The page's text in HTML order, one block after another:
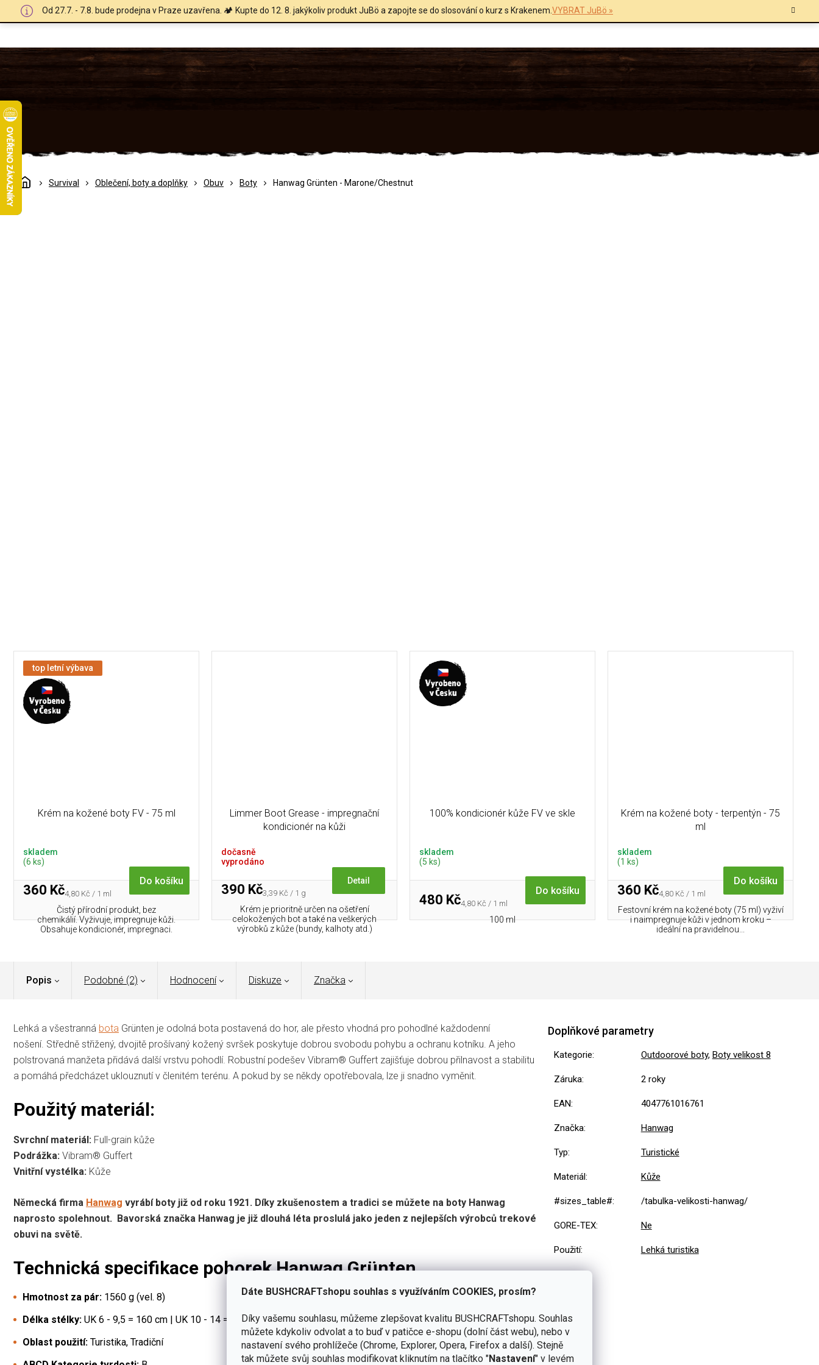
Dáte BUSHCRAFTshopu souhlas s využíváním COOKIES, prosím?
Díky vašemu souhlasu, můžeme zlepšovat kvalitu BUSHCRAFTshopu. Souhlas
můžete kdykoliv odvolat a to buď v patičce e-shopu (dolní část webu), nebo v
nastavení svého prohlížeče (Chrome, Explorer, Opera, Firefox a další). Stejně
tak můžete svůj souhlas modifikovat kliknutím na tlačítko "Nastavení" v levém
Od 27.7. - 7.8. bude prodejna v Praze uzavřena. 🏕️ Kupte do 12. 8. jakýkoliv produkt JuBö a zapojte se do slosování o kurz s Krakenem.VYBRAT JuBö »
DomůSurvival Oblečení, boty a doplňky Obuv Boty Hanwag Grünten - Marone/Chestnut
top letní výbava
Krém na kožené boty FV - 75 ml
skladem
(6 ks)
360 KčMěrná
4,80 Kč / 1 ml
Do košíku
Čistý přírodní produkt, bez
chemikálií. Vyživuje, impregnuje kůži.
Obsahuje kondicionér, impregnaci.
Limmer Boot Grease - impregnační
kondicionér na kůži
dočasně
vyprodáno
390 KčMěrná
3,39 Kč / 1 g
Detail
Krém je prioritně určen na ošetření
celokožených bot a také na veškerých
výrobků z kůže (bundy, kalhoty atd.)
100% kondicionér kůže FV ve skle
skladem
(5 ks)
480 KčMěrná
4,80 Kč / 1 ml
Do košíku
100 ml
Krém na kožené boty - terpentýn - 75
ml
skladem
(1 ks)
360 KčMěrná
4,80 Kč / 1 ml
Do košíku
Festovní krém na kožené boty (75 ml) vyživí
i naimpregnuje kůži v jednom kroku –
ideální na pravidelnou...
Popis Podobné (2) Hodnocení Diskuze Značka
Lehká a všestranná bota Grünten je odolná bota postavená do hor, ale přesto vhodná pro pohodlné každodenní
nošení. Středně střižený, dvojitě prošívaný kožený svršek poskytuje dobrou svobodu pohybu a ochranu kotníku. A jeho
polstrovaná manžeta přidává další vrstvu pohodlí. Robustní podešev Vibram® Guffert zajišťuje dobrou přilnavost a stabilitu
a pomáhá předcházet uklouznutí v členitém terénu. A pokud by se někdy opotřebovala, lze ji snadno vyměnit.
Použitý materiál:
Svrchní materiál: Full-grain kůže
Podrážka: Vibram® Guffert
Vnitřní vystélka: Kůže
Německá firma Hanwag vyrábí boty již od roku 1921. Díky zkušenostem a tradici se můžete na boty Hanwag
naprosto spolehnout. Bavorská značka Hanwag je již dlouhá léta proslulá jako jeden z nejlepších výrobců trekové
obuvi na světě.
Technická specifikace pohorek Hanwag Grünten
Hmotnost za pár: 1560 g (vel. 8)
Délka stélky: UK 6 - 9,5 = 160 cm |
UK 10 - 14 = 170 cm
Oblast použití: Turistika, Tradiční
Doplňkové parametry
Kategorie: Outdoorové boty, Boty velikost 8
Záruka: 2 roky
EAN: 4047761016761
Značka: Hanwag
Typ: Turistické
Materiál: Kůže
#sizes_table#: /tabulka-velikosti-hanwag/
GORE-TEX: Ne
Použití: Lehká turistika